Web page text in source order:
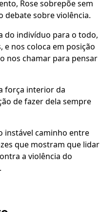
Rose sobrepõe sem
debate sobre violência.
do indivíduo para o todo,
e nos coloca em posição
nos chamar para pensar
força interior da
de fazer dela sempre
instável caminho entre
que mostram que lidar
a violência do